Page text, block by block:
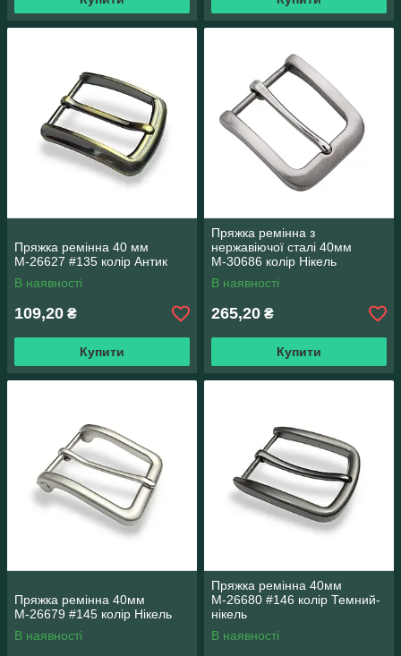
Пряжка ремінна 40 мм
М-26627 #135 колір Антик
В наявності
109,20 ₴
Купити
Пряжка ремінна з
нержавіючої сталі 40мм
М-30686 колір Нікель
В наявності
265,20 ₴
Купити
Пряжка ремінна 40мм
М-26679 #145 колір Нікель
В наявності
Пряжка ремінна 40мм
М-26680 #146 колір Темний-
нікель
В наявності